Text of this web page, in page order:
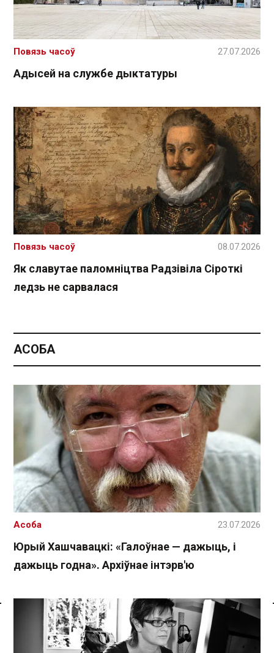
Спасылка без VPN
Адысей на службе дыктатуры
Повязь часоў 27.07.2026
Як славутае паломніцтва Радзівіла Сіроткі
ледзь не сарвалася
Повязь часоў 08.07.2026
АСОБА
Юрый Хашчавацкі: «Галоўнае — дажыць, і
дажыць годна». Архіўнае інтэрв'ю
Асоба 23.07.2026